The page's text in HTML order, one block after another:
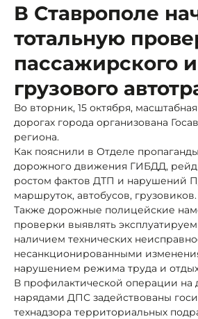
В Ставрополе
тотальную
пассажирского и
грузового
Во вторник, 15 октября,
дорогах города организована
региона.
Как пояснили в Отделе
дорожного движения ГИБДД, рейд
ростом фактов ДТП и нарушений
маршруток, автобусов, грузовиков.
Также дорожные полицейские
проверки выявлять
наличием технических
несанкционированными
нарушением режима труда и
В профилактической операции на
нарядами ДПС задействованы
технадзора территориальных